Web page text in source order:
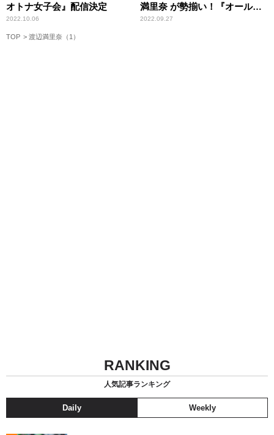
オトナ女子会』配信決定
2022.10.06
満里奈 が勢揃い！『オールナ
イトニッポンMUSIC10』日比
2022.09.27
TOP 渡辺満里奈（1）
RANKING
人気記事ランキング
Daily Weekly